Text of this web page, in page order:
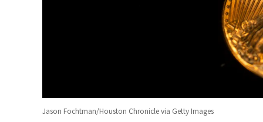
Jason Fochtman/Houston Chronicle via Getty Images